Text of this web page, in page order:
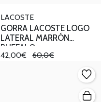
LACOSTE
GORRA LACOSTE LOGO
LATERAL MARRÓN
BUFFALO
42,00€ 60,0€